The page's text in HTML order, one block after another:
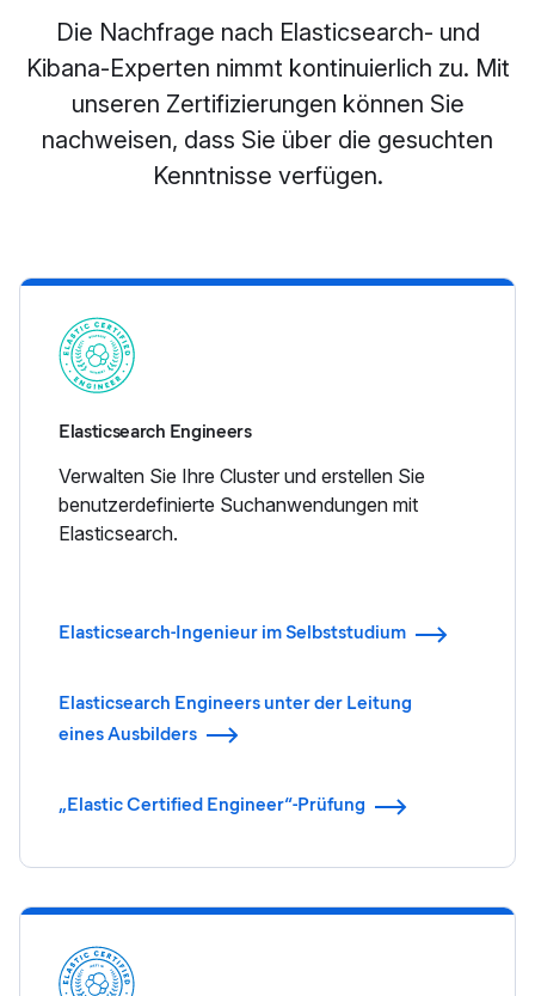
Die Nachfrage nach Elasticsearch- und
Kibana-Experten nimmt kontinuierlich zu. Mit
unseren Zertifizierungen können Sie
nachweisen, dass Sie über die gesuchten
Kenntnisse verfügen.
Elasticsearch Engineers
Verwalten Sie Ihre Cluster und erstellen Sie
benutzerdefinierte Suchanwendungen mit
Elasticsearch.
Elasticsearch-Ingenieur im Selbststudium
Elasticsearch Engineers unter der Leitung
eines Ausbilders
„Elastic Certified Engineer“-Prüfung